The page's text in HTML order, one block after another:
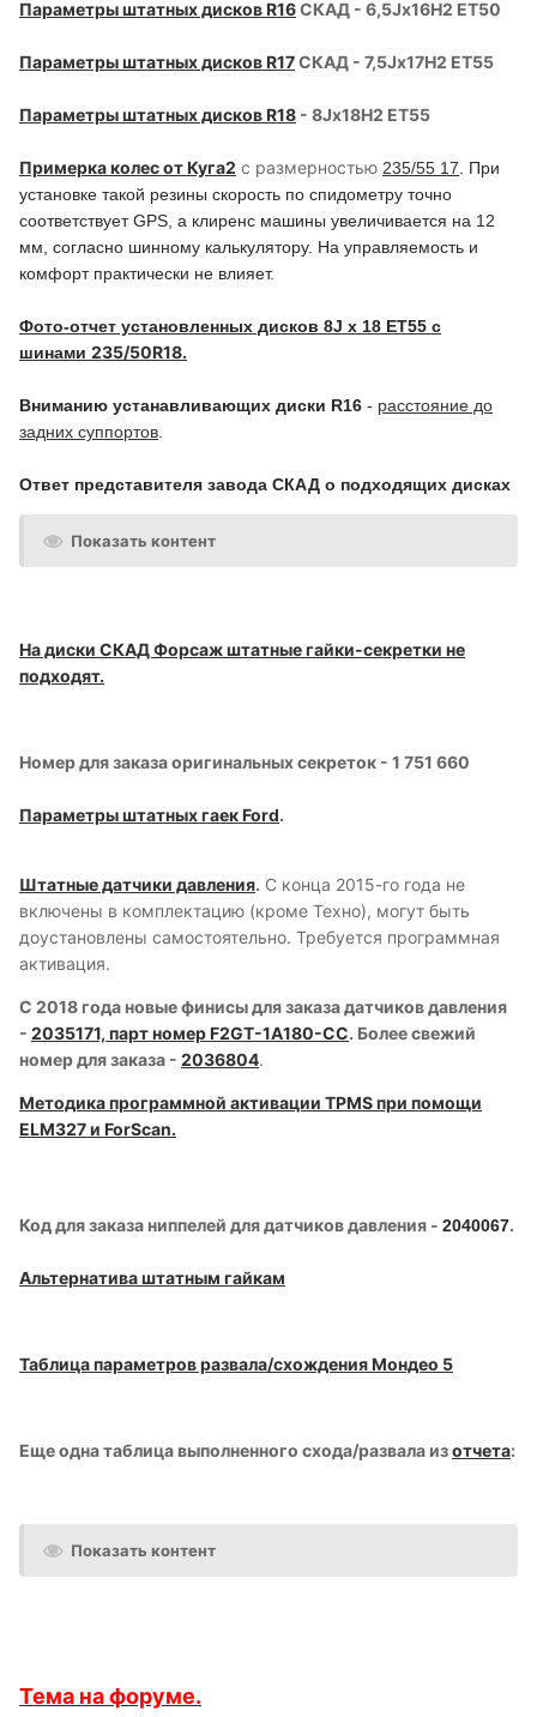
Параметры штатных дисков R16СКАД - 6,5Jx16H2 ET50
Параметры штатных дисков R17СКАД - 7,5Jx17H2 ET55
Параметры штатных дисков R18 - 8Jx18H2 ET55
Примерка колес от Куга2 с размерностью 235/55 17. При
установке такой резины скорость по спидометру точно
соответствует GPS, а клиренс машины увеличивается на 12
мм, согласно шинному калькулятору. На управляемость и
комфорт практически не влияет.
Фото-отчет установленных дисков 8J х 18 ЕТ55 с
шинами 235/50R18.
Вниманию устанавливающих диски R16 - расстояние до
задних суппортов.
Ответ представителя завода СКАД о подходящих дисках
Показать контент
На диски СКАД Форсаж штатные гайки-секретки не
подходят.
Номер для заказа оригинальных секреток - 1 751 660
Параметры штатных гаек Ford.
Штатные датчики давления. С конца 2015-го года не
включены в комплектацию (кроме Техно), могут быть
доустановлены самостоятельно. Требуется программная
активация.
С 2018 года новые финисы для заказа датчиков давления
- 2035171 , парт номер F2GT-1A180-CC. Более свежий
номер для заказа - 2036804.
Методика программной активации TPMS при помощи
ELM327 и ForScan.
Код для заказа ниппелей для датчиков давления - 2040067.
Альтернатива штатным гайкам
Таблицапараметров развала/схождения Мондео 5
Еще одна таблица выполненного схода/развала изотчета:
Показать контент
Тема на форуме.